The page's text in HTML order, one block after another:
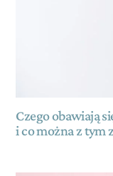
Czego obawiają
i co można z tym